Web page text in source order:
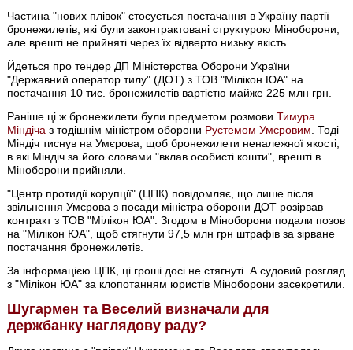
Частина "нових плівок" стосується постачання в Україну партії
бронежилетів, які були законтрактовані структурою Міноборони,
але врешті не прийняті через їх відверто низьку якість.
Йдеться про тендер ДП Міністерства Оборони України
"Державний оператор тилу" (ДОТ) з ТОВ "Мілікон ЮА" на
постачання 10 тис. бронежилетів вартістю майже 225 млн грн.
Раніше ці ж бронежилети були предметом розмовиТимура
Міндіча з тодішнім міністром оборони Рустемом Умєровим . Тоді
Міндіч тиснув на Умєрова, щоб бронежилети неналежної якості,
в які Міндіч за його словами "вклав особисті кошти", врешті в
Міноборони прийняли.
"Центр протидії корупції" (ЦПК) повідомляє, що лише після
звільнення Умєрова з посади міністра оборони ДОТ розірвав
контракт з ТОВ "Мілікон ЮА". Згодом в Міноборони подали позов
на "Мілікон ЮА", щоб стягнути 97,5 млн грн штрафів за зірване
постачання бронежилетів.
За інформацією ЦПК, ці гроші досі не стягнуті. А судовий розгляд
з "Мілікон ЮА" за клопотанням юристів Міноборони засекретили.
Шугармен та Веселий визначали для
держбанку наглядову раду?